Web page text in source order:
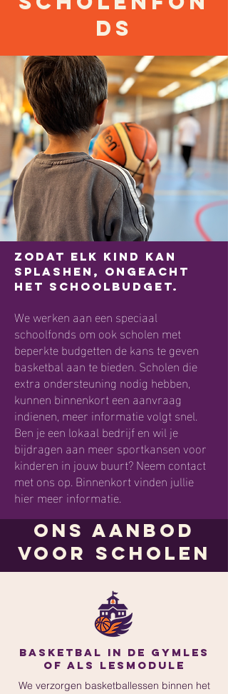
ds
Zodat elk kind kan
Splashen, ongeacht
het schoolbudget.
We werken aan een speciaal
schoolfonds om ook scholen met
beperkte budgetten de kans te geven
basketbal aan te bieden. Scholen die
extra ondersteuning nodig hebben,
kunnen binnenkort een aanvraag
indienen, meer informatie volgt snel.
Ben je een lokaal bedrijf en wil je
bijdragen aan meer sportkansen voor
kinderen in jouw buurt? Neem contact
met ons op. Binnenkort vinden jullie
hier meer informatie.
Ons Aanbod
voor scholen
Basketbal in de gymles
of als lesmodule
We verzorgen basketballessen binnen het